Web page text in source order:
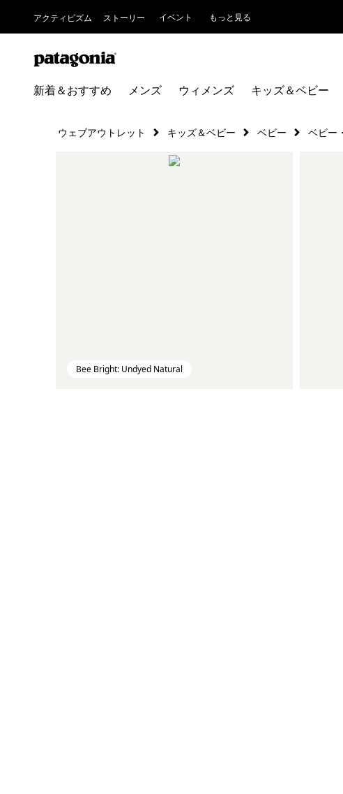
アクティビズム ストーリー イベント もっと見る
新着＆おすすめ メンズ ウィメンズ キッズ＆ベビー
ウェブアウトレット キッズ＆ベビー ベビー ベビー
Bee Bright: Undyed Natural